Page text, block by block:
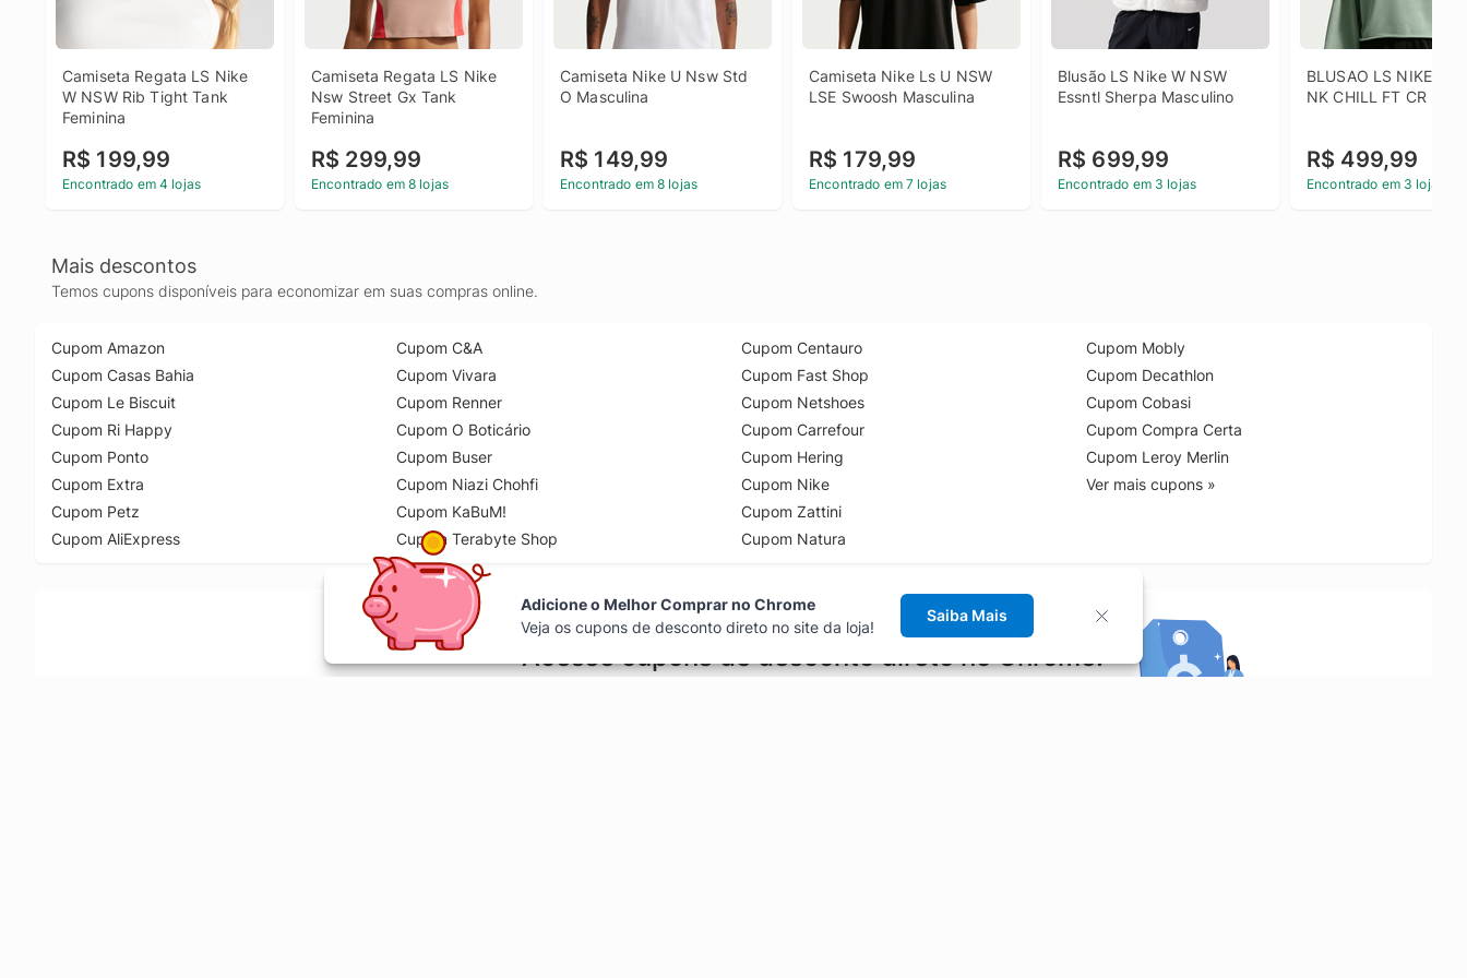
Camiseta Regata LS Nike
W NSW Rib Tight Tank
Feminina
R$ 199,99
Encontrado em 4 lojas
Camiseta Regata LS Nike
Nsw Street Gx Tank
Feminina
R$ 299,99
Encontrado em 8 lojas
Camiseta Nike U Nsw Std
O Masculina
R$ 149,99
Encontrado em 8 lojas
Camiseta Nike Ls U NSW
LSE Swoosh Masculina
R$ 179,99
Encontrado em 7 lojas
Blusão LS Nike W NSW
Essntl Sherpa Masculino
R$ 699,99
Encontrado em 3 lojas
BLUSAO LS NIKE W
NK CHILL FT CR
R$ 499,99
Encontrado em 3 lojas
Mais descontos
Temos cupons disponíveis para economizar em suas compras online.
Cupom Amazon
Cupom Casas Bahia
Cupom Le Biscuit
Cupom Ri Happy
Cupom Ponto
Cupom Extra
Cupom Petz
Cupom AliExpress
Cupom C&A
Cupom Vivara
Cupom Renner
Cupom O Boticário
Cupom Buser
Cupom Niazi Chohfi
Cupom KaBuM!
Cupom Terabyte Shop
Cupom Centauro
Cupom Fast Shop
Cupom Netshoes
Cupom Carrefour
Cupom Hering
Cupom Nike
Cupom Zattini
Cupom Natura
Cupom Mobly
Cupom Decathlon
Cupom Cobasi
Cupom Compra Certa
Cupom Leroy Merlin
Ver mais cupons »
Acesse cupons de desconto direto no Chrome!
Adicione o Melhor Comprar no Chrome
Veja os cupons de desconto direto no site da loja!
Saiba Mais